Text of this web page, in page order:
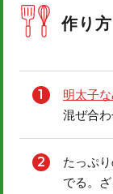
作り方
1 明太子
混ぜ合わ
2
たっぷ
でる。